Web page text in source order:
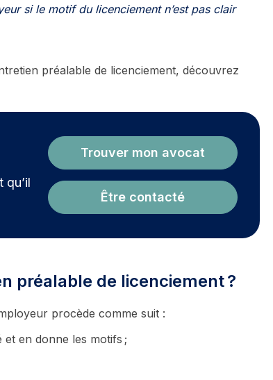
si le motif du licenciement n’est pas clair
préalable de licenciement, découvrez
qu’il
Trouver mon avocat
Être contacté
préalable de licenciement ?
procède comme suit :
et en donne les motifs ;